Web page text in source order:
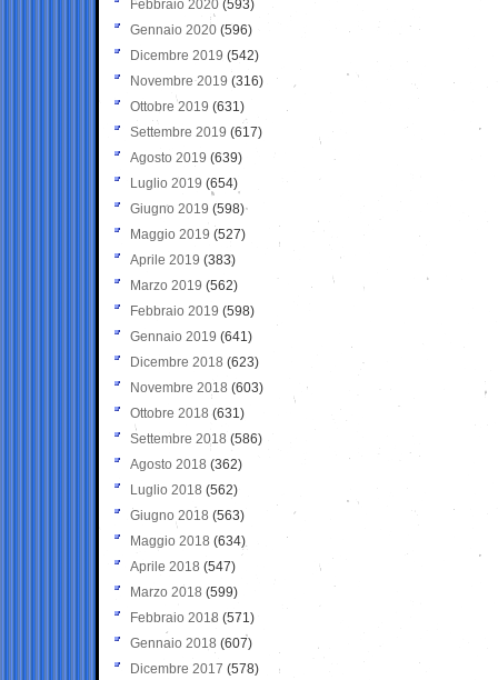
Febbraio 2020 (593)
Gennaio 2020 (596)
Dicembre 2019 (542)
Novembre 2019 (316)
Ottobre 2019 (631)
Settembre 2019 (617)
Agosto 2019 (639)
Luglio 2019 (654)
Giugno 2019 (598)
Maggio 2019 (527)
Aprile 2019 (383)
Marzo 2019 (562)
Febbraio 2019 (598)
Gennaio 2019 (641)
Dicembre 2018 (623)
Novembre 2018 (603)
Ottobre 2018 (631)
Settembre 2018 (586)
Agosto 2018 (362)
Luglio 2018 (562)
Giugno 2018 (563)
Maggio 2018 (634)
Aprile 2018 (547)
Marzo 2018 (599)
Febbraio 2018 (571)
Gennaio 2018 (607)
Dicembre 2017 (578)